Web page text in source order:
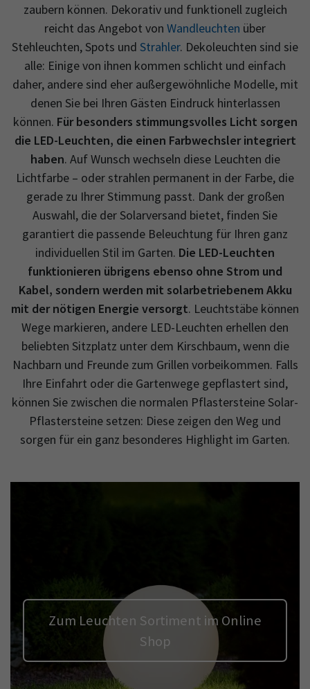
zaubern können. Dekorativ und funktionell zugleich
reicht das Angebot von Wandleuchten über
Stehleuchten, Spots und Strahler. Dekoleuchten sind sie
alle: Einige von ihnen kommen schlicht und einfach
daher, andere sind eher außergewöhnliche Modelle, mit
denen Sie bei Ihren Gästen Eindruck hinterlassen
können. Für besonders stimmungsvolles Licht sorgen
die LED-Leuchten, die einen Farbwechsler integriert
haben. Auf Wunsch wechseln diese Leuchten die
Lichtfarbe – oder strahlen permanent in der Farbe, die
gerade zu Ihrer Stimmung passt. Dank der großen
Auswahl, die der Solarversand bietet, finden Sie
garantiert die passende Beleuchtung für Ihren ganz
individuellen Stil im Garten. Die LED-Leuchten
funktionieren übrigens ebenso ohne Strom und
Kabel, sondern werden mit solarbetriebenem Akku
mit der nötigen Energie versorgt. Leuchtstäbe können
Wege markieren, andere LED-Leuchten erhellen den
beliebten Sitzplatz unter dem Kirschbaum, wenn die
Nachbarn und Freunde zum Grillen vorbeikommen. Falls
Ihre Einfahrt oder die Gartenwege gepflastert sind,
können Sie zwischen die normalen Pflastersteine Solar-
Pflastersteine setzen: Diese zeigen den Weg und
sorgen für ein ganz besonderes Highlight im Garten.
Zum Leuchten Sortiment im Online
Shop